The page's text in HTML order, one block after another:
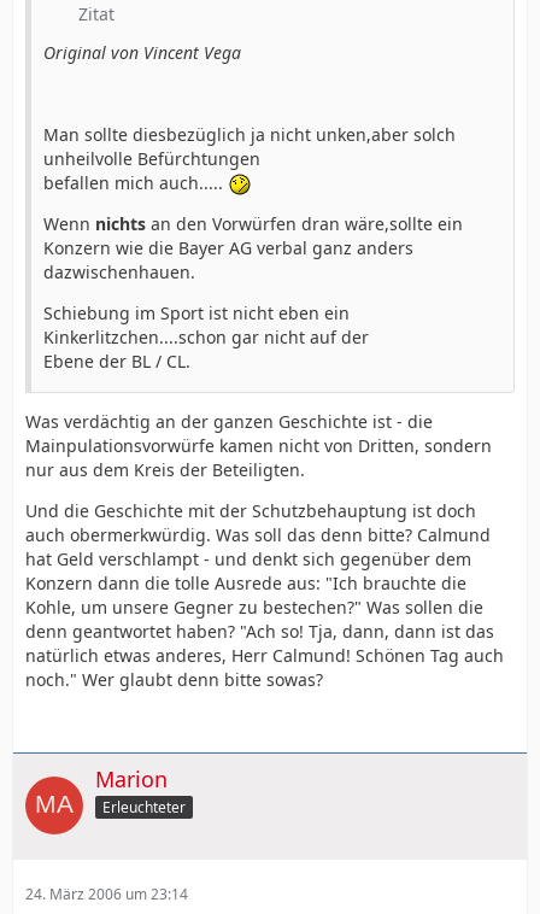
Zitat
Original von Vincent Vega
Man sollte diesbezüglich ja nicht unken,aber solch
unheilvolle Befürchtungen
befallen mich auch.....
Wenn nichts an den Vorwürfen dran wäre,sollte ein
Konzern wie die Bayer AG verbal ganz anders
dazwischenhauen.
Schiebung im Sport ist nicht eben ein
Kinkerlitzchen....schon gar nicht auf der
Ebene der BL / CL.
Was verdächtig an der ganzen Geschichte ist - die
Mainpulationsvorwürfe kamen nicht von Dritten, sondern
nur aus dem Kreis der Beteiligten.
Und die Geschichte mit der Schutzbehauptung ist doch
auch obermerkwürdig. Was soll das denn bitte? Calmund
hat Geld verschlampt - und denkt sich gegenüber dem
Konzern dann die tolle Ausrede aus: "Ich brauchte die
Kohle, um unsere Gegner zu bestechen?" Was sollen die
denn geantwortet haben? "Ach so! Tja, dann, dann ist das
natürlich etwas anderes, Herr Calmund! Schönen Tag auch
noch." Wer glaubt denn bitte sowas?
Marion
Erleuchteter
24. März 2006 um 23:14